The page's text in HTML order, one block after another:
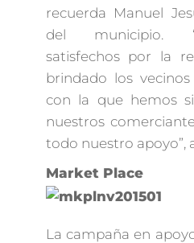
recuerda Manuel
del municipio.
satisfechos por la
brindado los
con la que hemos
nuestros
todo nuestro apoyo”,
Market Place
La campaña en